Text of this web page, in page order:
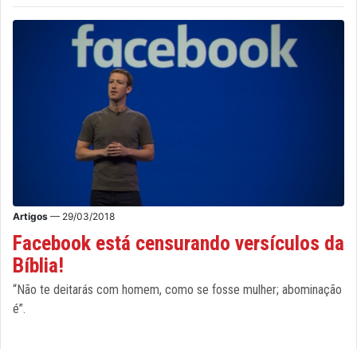
Artigos — 29/03/2018
Facebook está censurando versículos da
Bíblia!
“Não te deitarás com homem, como se fosse mulher; abominação
é”.